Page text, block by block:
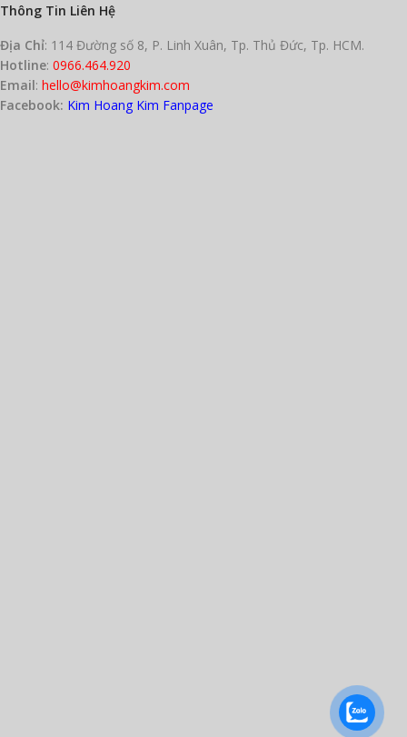
Thông Tin Liên Hệ
Địa Chỉ: 114 Đường số 8, P. Linh Xuân, Tp. Thủ Đức, Tp. HCM.
Hotline: 0966.464.920
Email: hello@kimhoangkim.com
Facebook: Kim Hoang Kim Fanpage